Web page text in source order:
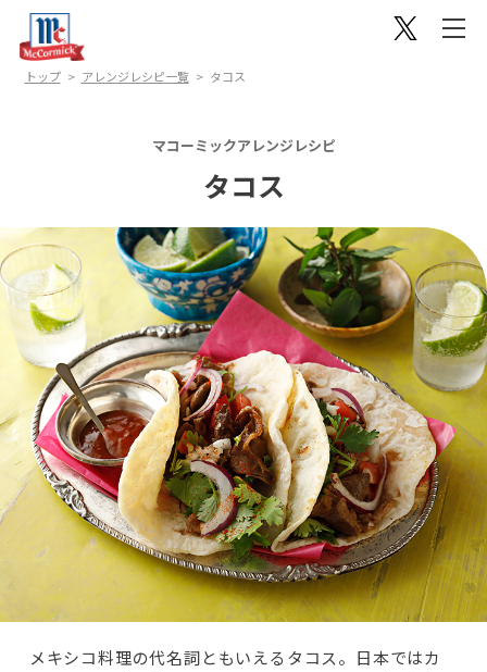
トップ アレンジレシピ一覧 タコス
マコーミックアレンジレシピ
タコス
メキシコ料理の代名詞ともいえるタコス。日本ではカ